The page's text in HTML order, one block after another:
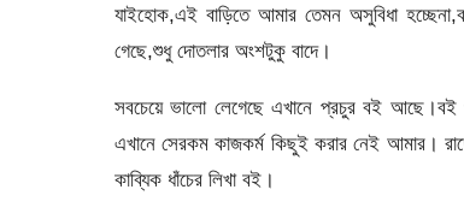
যাইহোক,এই বাড়িতে আমার তেমন অসুবিধা
গেছে,শুধু দোতলার অংশটুকু বাদে।
সবচেয়ে ভালো লেগেছে এখানে প্রচুর বই
এখানে সেরকম কাজকর্ম কিছুই করার নেই আমার।
কাব্যিক ধাঁচের লিখা বই।